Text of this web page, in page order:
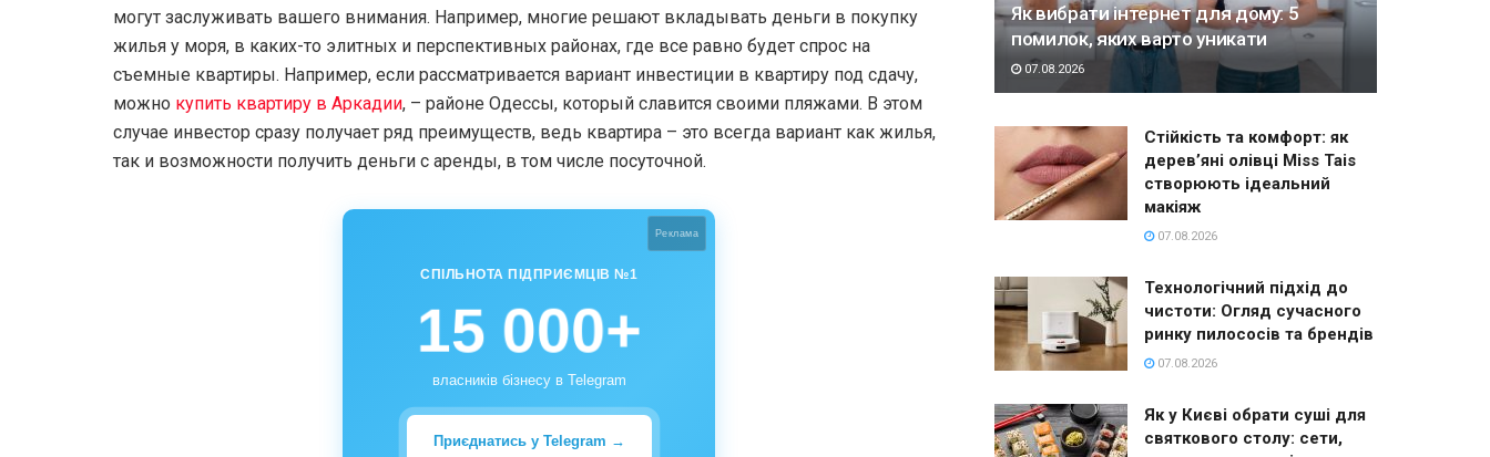
могут заслуживать вашего внимания. Например, многие решают вкладывать деньги в покупку
жилья у моря, в каких-то элитных и перспективных районах, где все равно будет спрос на
съемные квартиры. Например, если рассматривается вариант инвестиции в квартиру под сдачу,
можно купить квартиру в Аркадии, – районе Одессы, который славится своими пляжами. В этом
случае инвестор сразу получает ряд преимуществ, ведь квартира – это всегда вариант как жилья,
так и возможности получить деньги с аренды, в том числе посуточной.
Реклама
СПІЛЬНОТА ПІДПРИЄМЦІВ №1
15 000+
власників бізнесу в Telegram
Приєднатись у Telegram →
Як вибрати інтернет для дому: 5
помилок, яких варто уникати
07.08.2026
Стійкість та комфорт: як
дерев’яні олівці Miss Tais
створюють ідеальний
макіяж
07.08.2026
Технологічний підхід до
чистоти: Огляд сучасного
ринку пилососів та брендів
07.08.2026
Як у Києві обрати суші для
святкового столу: сети,